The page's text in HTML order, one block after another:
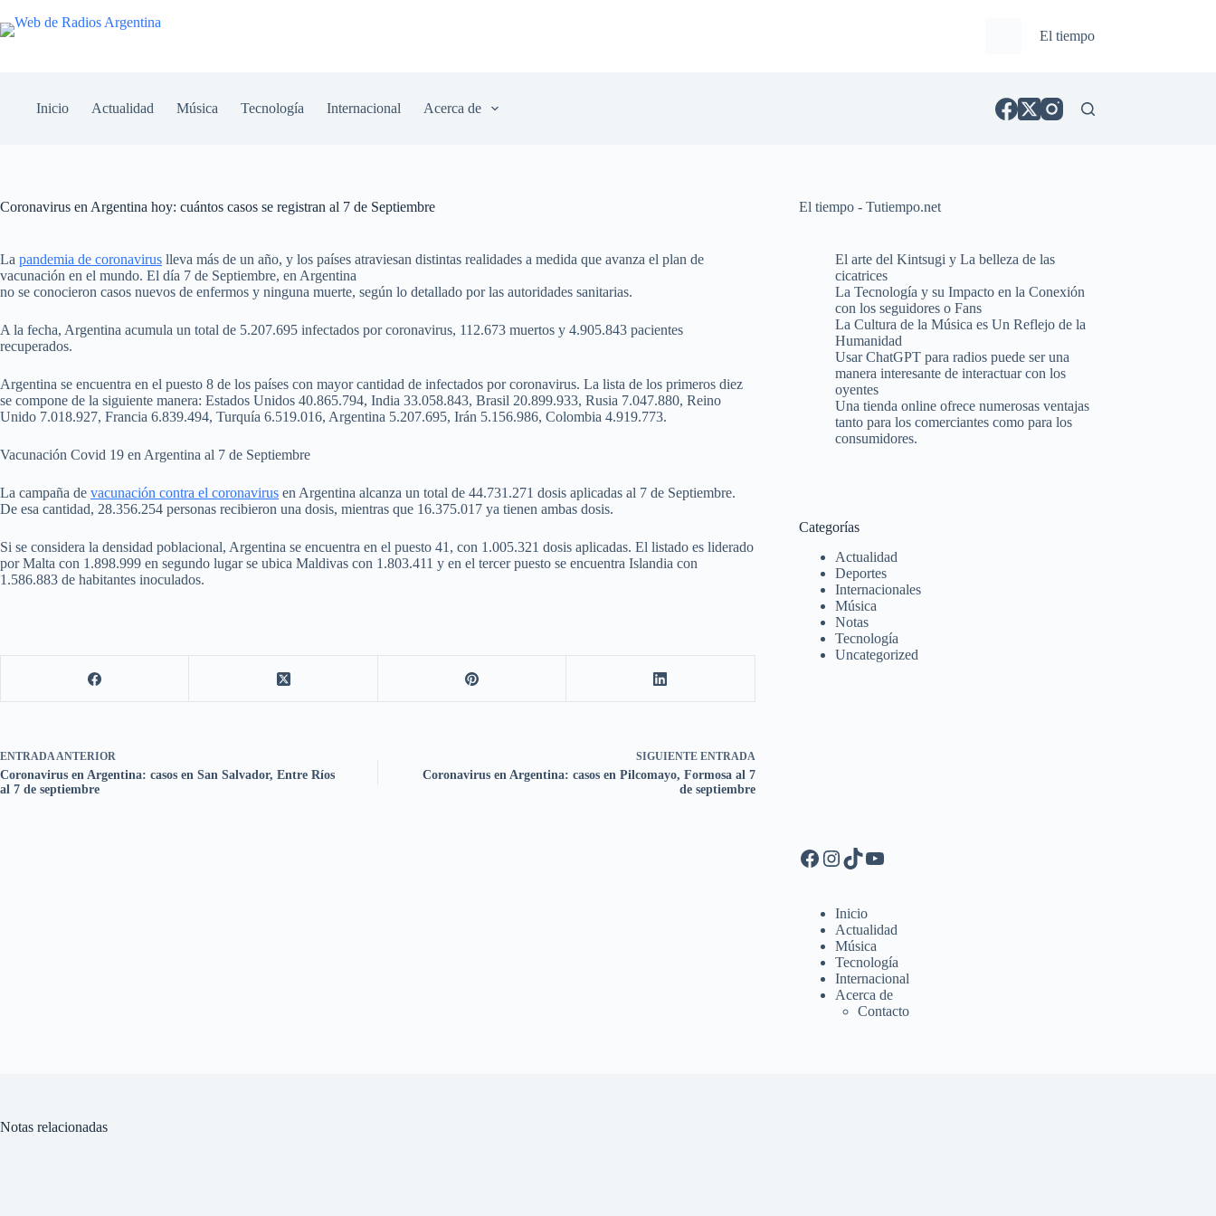
El tiempo
Inicio Actualidad Música Tecnología Internacional Acerca de
Coronavirus en Argentina hoy: cuántos casos se registran al 7 de Septiembre
La pandemia de coronavirus lleva más de un año, y los países atraviesan distintas realidades a medida que avanza el plan de
vacunación en el mundo. El día 7 de Septiembre, en Argentina
no se conocieron casos nuevos de enfermos y ninguna muerte, según lo detallado por las autoridades sanitarias.
A la fecha, Argentina acumula un total de 5.207.695 infectados por coronavirus, 112.673 muertos y 4.905.843 pacientes
recuperados.
Argentina se encuentra en el puesto 8 de los países con mayor cantidad de infectados por coronavirus. La lista de los primeros diez
se compone de la siguiente manera: Estados Unidos 40.865.794, India 33.058.843, Brasil 20.899.933, Rusia 7.047.880, Reino
Unido 7.018.927, Francia 6.839.494, Turquía 6.519.016, Argentina 5.207.695, Irán 5.156.986, Colombia 4.919.773.
Vacunación Covid 19 en Argentina al 7 de Septiembre
La campaña de vacunación contra el coronavirus en Argentina alcanza un total de 44.731.271 dosis aplicadas al 7 de Septiembre.
De esa cantidad, 28.356.254 personas recibieron una dosis, mientras que 16.375.017 ya tienen ambas dosis.
Si se considera la densidad poblacional, Argentina se encuentra en el puesto 41, con 1.005.321 dosis aplicadas. El listado es liderado
por Malta con 1.898.999 en segundo lugar se ubica Maldivas con 1.803.411 y en el tercer puesto se encuentra Islandia con
1.586.883 de habitantes inoculados.
ENTRADAANTERIOR
Coronavirus en Argentina: casos en San Salvador, Entre Ríos
al 7 de septiembre
SIGUIENTE ENTRADA
Coronavirus en Argentina: casos en Pilcomayo, Formosa al 7
de septiembre
El tiempo - Tutiempo.net
El arte del Kintsugi y La belleza de las
cicatrices
La Tecnología y su Impacto en la Conexión
con los seguidores o Fans
La Cultura de la Música es Un Reflejo de la
Humanidad
Usar ChatGPT para radios puede ser una
manera interesante de interactuar con los
oyentes
Una tienda online ofrece numerosas ventajas
tanto para los comerciantes como para los
consumidores.
Categorías
Actualidad
Deportes
Internacionales
Música
Notas
Tecnología
Uncategorized
Inicio
Actualidad
Música
Tecnología
Internacional
Acerca de
Contacto
Notas relacionadas